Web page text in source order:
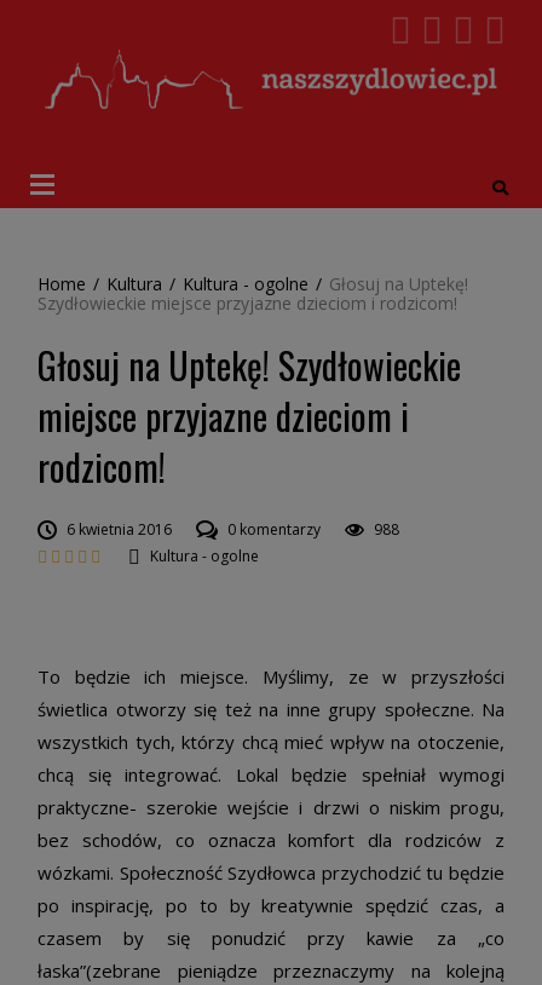
Home / Kultura / Kultura - ogolne / Głosuj na Uptekę!
Szydłowieckie miejsce przyjazne dzieciom i rodzicom!
Głosuj na Uptekę! Szydłowieckie
miejsce przyjazne dzieciom i
rodzicom!
6 kwietnia 2016 0 komentarzy
988
Kultura - ogolne
To będzie ich miejsce. Myślimy, ze w przyszłości
świetlica otworzy się też na inne grupy społeczne. Na
wszystkich tych, którzy chcą mieć wpływ na otoczenie,
chcą się integrować. Lokal będzie spełniał wymogi
praktyczne- szerokie wejście i drzwi o niskim progu,
bez schodów, co oznacza komfort dla rodziców z
wózkami. Społeczność Szydłowca przychodzić tu będzie
po inspirację, po to by kreatywnie spędzić czas, a
czasem by się ponudzić przy kawie za „co
łaska”(zebrane pieniądze przeznaczymy na kolejną